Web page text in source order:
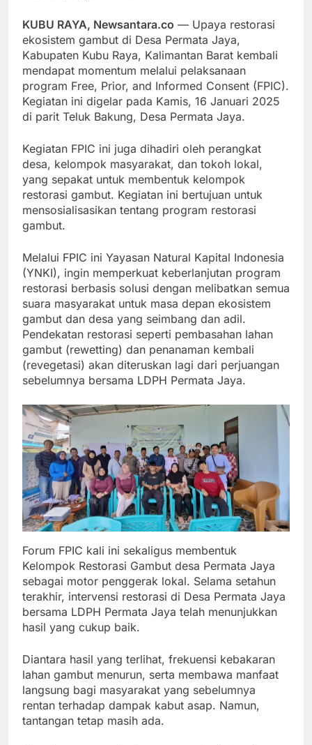
KUBU RAYA, Newsantara.co — Upaya restorasi
ekosistem gambut di Desa Permata Jaya,
Kabupaten Kubu Raya, Kalimantan Barat kembali
mendapat momentum melalui pelaksanaan
program Free, Prior, and Informed Consent (FPIC).
Kegiatan ini digelar pada Kamis, 16 Januari 2025
di parit Teluk Bakung, Desa Permata Jaya.
Kegiatan FPIC ini juga dihadiri oleh perangkat
desa, kelompok masyarakat, dan tokoh lokal,
yang sepakat untuk membentuk kelompok
restorasi gambut. Kegiatan ini bertujuan untuk
mensosialisasikan tentang program restorasi
gambut.
Melalui FPIC ini Yayasan Natural Kapital Indonesia
(YNKI), ingin memperkuat keberlanjutan program
restorasi berbasis solusi dengan melibatkan semua
suara masyarakat untuk masa depan ekosistem
gambut dan desa yang seimbang dan adil.
Pendekatan restorasi seperti pembasahan lahan
gambut (rewetting) dan penanaman kembali
(revegetasi) akan diteruskan lagi dari perjuangan
sebelumnya bersama LDPH Permata Jaya.
Forum FPIC kali ini sekaligus membentuk
Kelompok Restorasi Gambut desa Permata Jaya
sebagai motor penggerak lokal. Selama setahun
terakhir, intervensi restorasi di Desa Permata Jaya
bersama LDPH Permata Jaya telah menunjukkan
hasil yang cukup baik.
Diantara hasil yang terlihat, frekuensi kebakaran
lahan gambut menurun, serta membawa manfaat
langsung bagi masyarakat yang sebelumnya
rentan terhadap dampak kabut asap. Namun,
tantangan tetap masih ada.